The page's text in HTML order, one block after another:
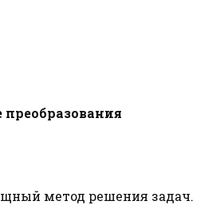
преобразования
метод решения задач.